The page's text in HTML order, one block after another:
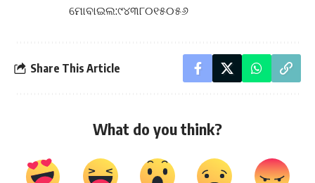
ମୋବାଇଲ:୯୪୩୮୦୧୫୦୫୬
Share This Article
What do you think?